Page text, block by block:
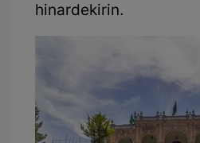
hinardekirin.